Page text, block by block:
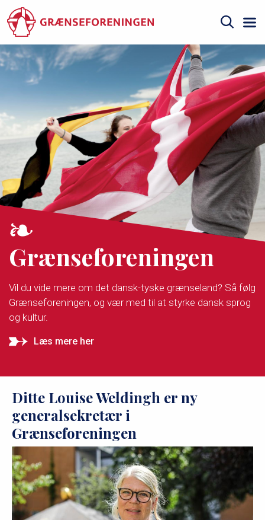
til
hovedindhold
Søg
Grænseforeningen
Vil du vide mere om det dansk-tyske grænseland? Så følg
Grænseforeningen, og vær med til at styrke dansk sprog
og kultur.
Læs mere her
Ditte Louise Weldingh er ny
generalsekretær i
Grænseforeningen